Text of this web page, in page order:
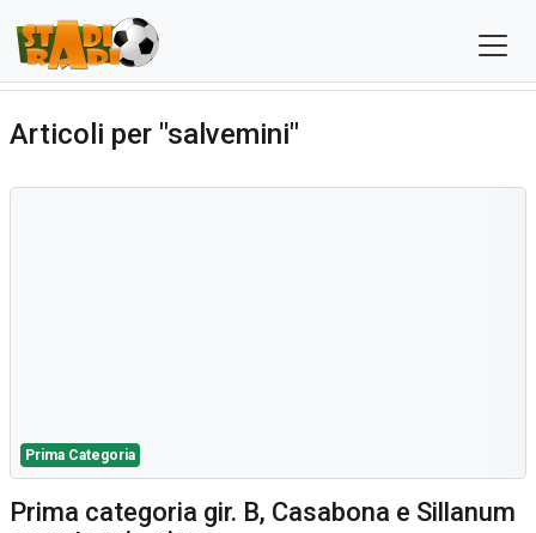
Articoli per "salvemini"
Prima Categoria
Prima categoria gir. B, Casabona e Sillanum